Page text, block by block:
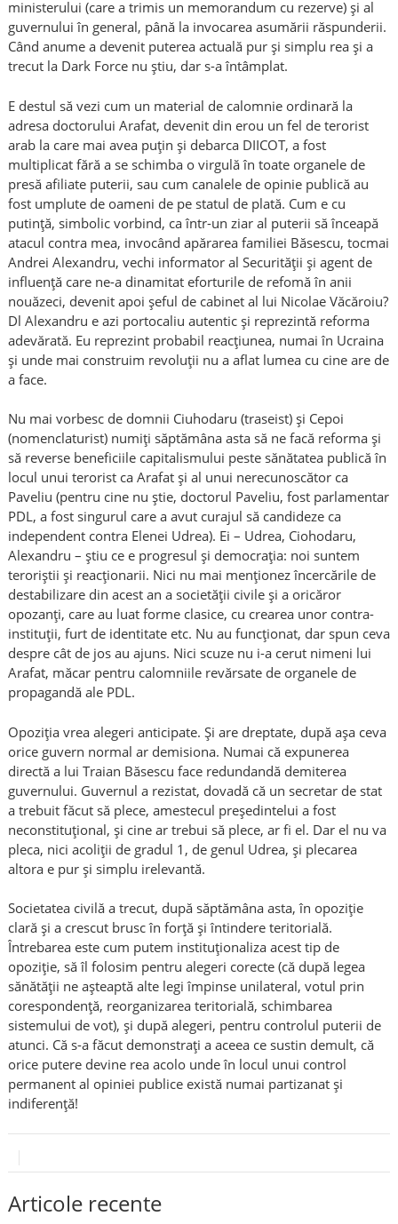
ministerului (care a trimis un memorandum cu rezerve) și al
guvernului în general, până la invocarea asumării răspunderii.
Când anume a devenit puterea actuală pur și simplu rea și a
trecut la Dark Force nu știu, dar s-a întâmplat.
E destul să vezi cum un material de calomnie ordinară la
adresa doctorului Arafat, devenit din erou un fel de terorist
arab la care mai avea puțin și debarca DIICOT, a fost
multiplicat fără a se schimba o virgulă în toate organele de
presă afiliate puterii, sau cum canalele de opinie publică au
fost umplute de oameni de pe statul de plată. Cum e cu
putință, simbolic vorbind, ca într-un ziar al puterii să înceapă
atacul contra mea, invocând apărarea familiei Băsescu, tocmai
Andrei Alexandru, vechi informator al Securității și agent de
influență care ne-a dinamitat eforturile de refomă în anii
nouăzeci, devenit apoi șeful de cabinet al lui Nicolae Văcăroiu?
Dl Alexandru e azi portocaliu autentic și reprezintă reforma
adevărată. Eu reprezint probabil reacțiunea, numai în Ucraina
și unde mai construim revoluții nu a aflat lumea cu cine are de
a face.
Nu mai vorbesc de domnii Ciuhodaru (traseist) și Cepoi
(nomenclaturist) numiți săptămâna asta să ne facă reforma și
să reverse beneficiile capitalismului peste sănătatea publică în
locul unui terorist ca Arafat și al unui nerecunoscător ca
Paveliu (pentru cine nu știe, doctorul Paveliu, fost parlamentar
PDL, a fost singurul care a avut curajul să candideze ca
independent contra Elenei Udrea). Ei – Udrea, Ciohodaru,
Alexandru – știu ce e progresul și democrația: noi suntem
teroriștii și reacționarii. Nici nu mai menționez încercările de
destabilizare din acest an a societății civile și a oricăror
opozanți, care au luat forme clasice, cu crearea unor contra-
instituții, furt de identitate etc. Nu au funcționat, dar spun ceva
despre cât de jos au ajuns. Nici scuze nu i-a cerut nimeni lui
Arafat, măcar pentru calomniile revărsate de organele de
propagandă ale PDL.
Opoziția vrea alegeri anticipate. Și are dreptate, după așa ceva
orice guvern normal ar demisiona. Numai că expunerea
directă a lui Traian Băsescu face redundandă demiterea
guvernului. Guvernul a rezistat, dovadă că un secretar de stat
a trebuit făcut să plece, amestecul președintelui a fost
neconstituțional, și cine ar trebui să plece, ar fi el. Dar el nu va
pleca, nici acoliții de gradul 1, de genul Udrea, și plecarea
altora e pur și simplu irelevantă.
Societatea civilă a trecut, după săptămâna asta, în opoziție
clară și a crescut brusc în forță și întindere teritorială.
Întrebarea este cum putem instituționaliza acest tip de
opoziție, să îl folosim pentru alegeri corecte (că după legea
sănătății ne așteaptă alte legi împinse unilateral, votul prin
corespondență, reorganizarea teritorială, schimbarea
sistemului de vot), și după alegeri, pentru controlul puterii de
atunci. Că s-a făcut demonstrați a aceea ce sustin demult, că
orice putere devine rea acolo unde în locul unui control
permanent al opiniei publice există numai partizanat și
indiferență!
Articole recente